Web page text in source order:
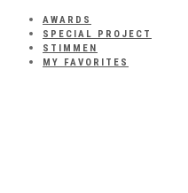
AWARDS
SPECIAL PROJECT
STIMMEN
MY FAVORITES